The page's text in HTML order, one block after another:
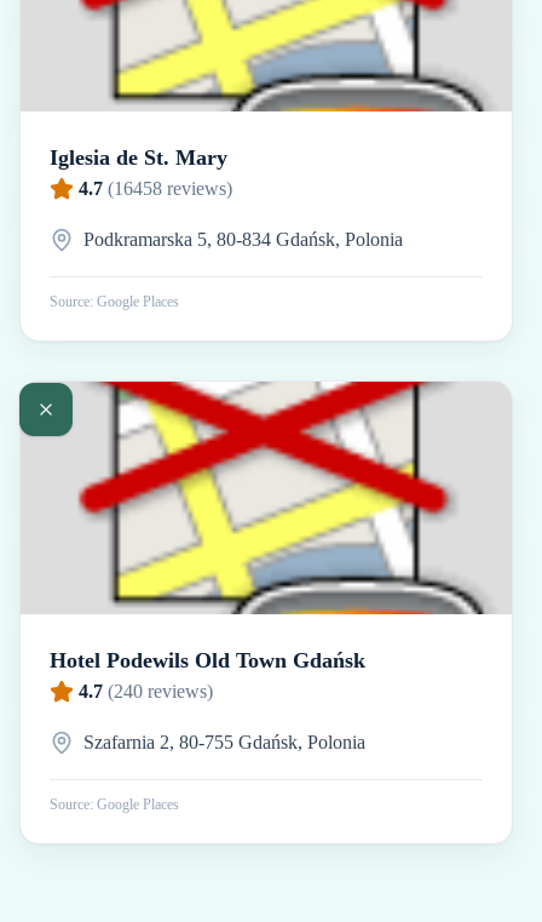
Iglesia de St. Mary
4.7 (16458 reviews)
Podkramarska 5, 80-834 Gdańsk, Polonia
Source: Google Places
Hotel Podewils Old Town Gdańsk
4.7 (240 reviews)
Szafarnia 2, 80-755 Gdańsk, Polonia
Source: Google Places